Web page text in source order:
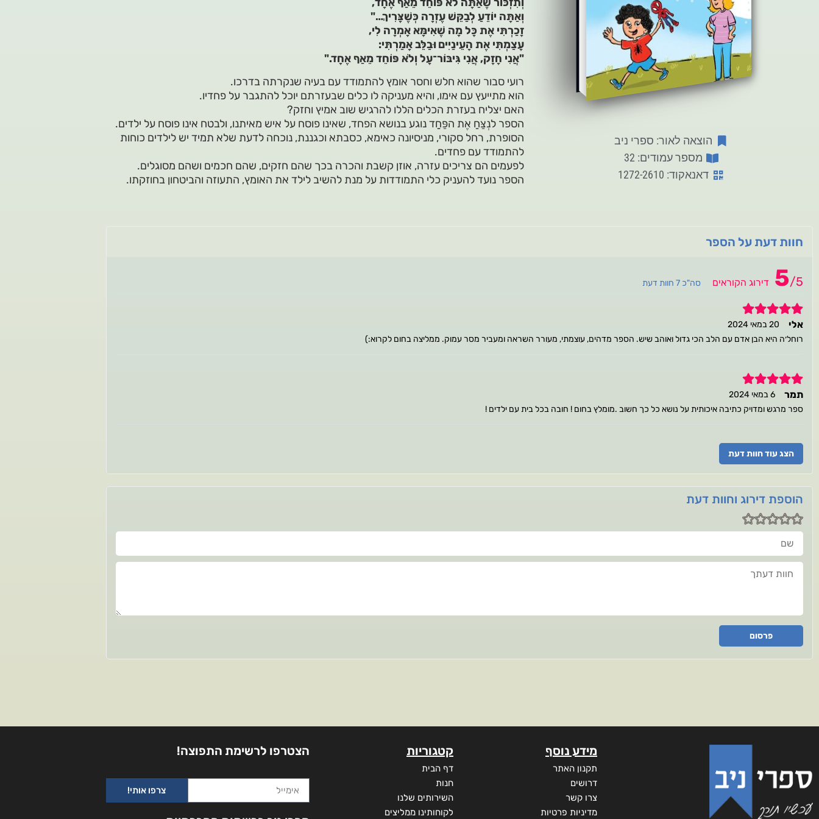
הוצאה לאור: ספרי ניב
מספר עמודים: 32
דאנאקוד: 1272-2610
וְאַתָּה יוֹדֵעַ לְבַקֵּשׁ עֶזְרָה כְּשֶׁצָּרִיךְ…"
זָכַרְתִּי אֶת כָּל מָה שֶׁאִימָּא אָמְרָה לִי,
עָצַמְתִּי אֶת הָעֵינַיִים וּבַלֵּב אָמַרְתִּי:
"אֲנִי חָזָק, אֲנִי גִּיבּוֹר־עָל וְלֹא פּוֹחֵד מֵאַף אֶחָד."
רועי סבור שהוא חלש וחסר אומץ להתמודד עם בעיה שנקרתה בדרכו.
הוא מתייעץ עם אימו, והיא מעניקה לו כלים שבעזרתם יוכל להתגבר על פחדיו.
האם יצליח בעזרת הכלים הללו להרגיש שוב אמיץ וחזק?
הספר לנְצַּחֵַ אֶת הפַּחַַד נוגע בנושא הפחד, שאינו פוסח על איש מאיתנו, ולבטח אינו פוסח על ילדים.
הסופרת, רחל סקורי, מניסיונה כאימא, כסבתא וכגננת, נוכחה לדעת שלא תמיד יש לילדים כוחות
להתמודד עם פחדים.
לפעמים הם צריכים עזרה, אוזן קשבת והכרה בכך שהם חזקים, שהם חכמים ושהם מסוגלים.
הספר נועד להעניק כלי התמודדות על מנת להשיב לילד את האומץ, התעוזה והביטחון בחוזקתו.
חוות דעת על הספר
5/5 דירוג הקוראים סה"כ 7 חוות דעת
5
אלי
20 במאי 2024
רוחל׳ה היא הבן אדם עם הלב הכי גדול ואוהב שיש. הספר מדהים, עוצמתי, מעורר השראה ומעביר מסר עמוק. ממליצה בחום לקרוא:)
5
תמר
6 במאי 2024
ספר מרגש ומדויק כתיבה איכותית על נושא כל כך חשוב .מומלץ בחום ! חובה בכל בית עם ילדים !
הצג עוד חוות דעת
הוספת דירוג וחוות דעת
שם
חוות דעתך
פרסום
מידע נוסף
תקנון האתר
דרושים
צרו קשר
מדיניות פרטיות
קטגוריות
דף הבית
חנות
השירותים שלנו
לקוחותינו ממליצים
הצטרפו לרשימת התפוצה!
צרפו אותי!